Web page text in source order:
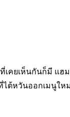
ยเห็นกันก็มี แฮม
ไต้หวันออกเมนูใ